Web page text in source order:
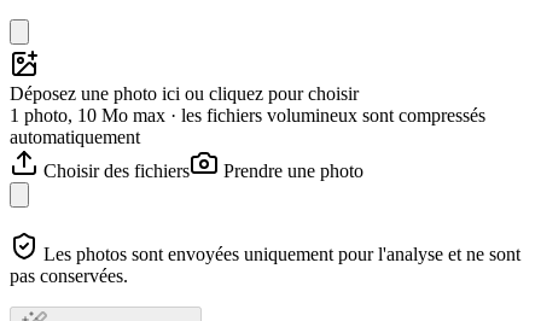
Déposez une photo ici ou cliquez pour choisir
1 photo, 10 Mo max · les fichiers volumineux sont compressés
automatiquement
Choisir des fichiers
Prendre une photo
Les photos sont envoyées uniquement pour l'analyse et ne sont
pas conservées.